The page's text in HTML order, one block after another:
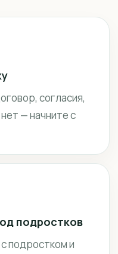
согласия,
— начните с
подростков
подростком и